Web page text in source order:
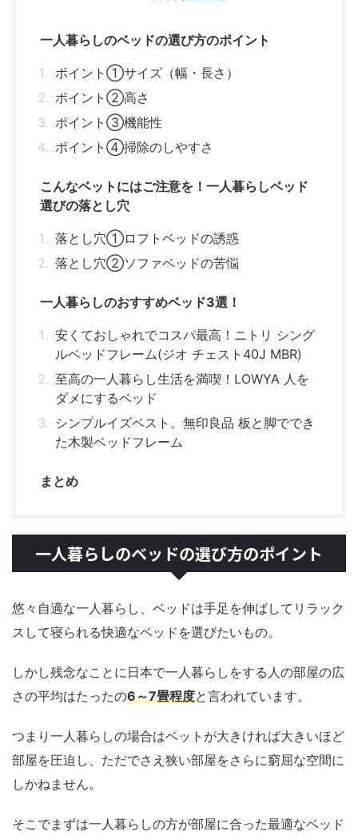
一人暮らしのベッドの選び方のポイント
ポイント①サイズ（幅・長さ）
ポイント②高さ
ポイント③機能性
ポイント④掃除のしやすさ
こんなベットにはご注意を！一人暮らしベッド
選びの落とし穴
落とし穴①ロフトベッドの誘惑
落とし穴②ソファベッドの苦悩
一人暮らしのおすすめベッド3選！
安くておしゃれでコスパ最高！ニトリ シング
ルベッドフレーム(ジオ チェスト40J MBR)
至高の一人暮らし生活を満喫！LOWYA 人を
ダメにするベッド
シンプルイズベスト。無印良品 板と脚ででき
た木製ベッドフレーム
まとめ
一人暮らしのベッドの選び方のポイント
悠々自適な一人暮らし、ベッドは手足を伸ばしてリラック
スして寝られる快適なベッドを選びたいもの。
しかし残念なことに日本で一人暮らしをする人の部屋の広
さの平均はたったの6～7畳程度と言われています。
つまり一人暮らしの場合はベットが大きければ大きいほど
部屋を圧迫し、ただでさえ狭い部屋をさらに窮屈な空間に
しかねません。
そこでまずは一人暮らしの方が部屋に合った最適なベッド